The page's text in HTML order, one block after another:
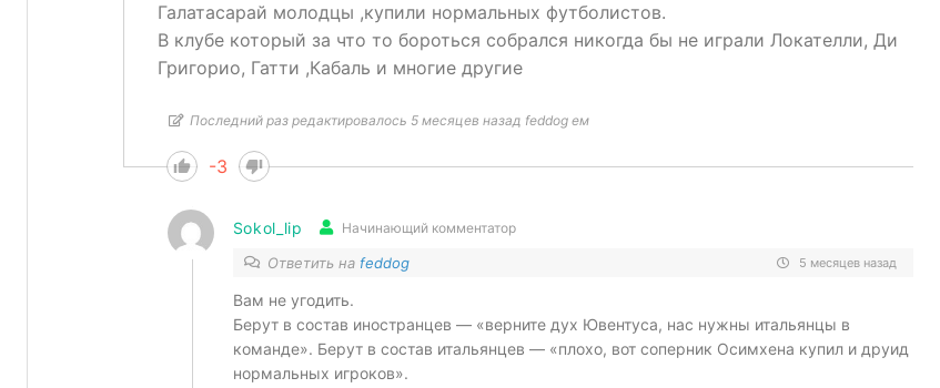
Галатасарай молодцы ,купили нормальных футболистов.
В клубе который за что то бороться собрался никогда бы не играли Локателли, Ди
Григорио, Гатти ,Кабаль и многие другие
Последний раз редактировалось 5 месяцев назад feddog ем
-3
Sokol_lip Начинающий комментатор
Ответить на feddog 5 месяцев назад
Вам не угодить.
Берут в состав иностранцев — «верните дух Ювентуса, нас нужны итальянцы в
команде». Берут в состав итальянцев — «плохо, вот соперник Осимхена купил и друид
нормальных игроков».